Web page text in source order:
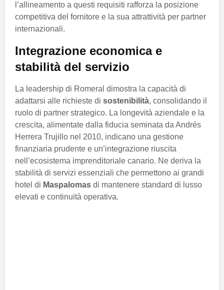
l’allineamento a questi requisiti rafforza la posizione
competitiva del fornitore e la sua attrattività per partner
internazionali.
Integrazione economica e
stabilità del servizio
La leadership di Romeral dimostra la capacità di
adattarsi alle richieste di sostenibilità, consolidando il
ruolo di partner strategico. La longevità aziendale e la
crescita, alimentate dalla fiducia seminata da Andrés
Herrera Trujillo nel 2010, indicano una gestione
finanziaria prudente e un’integrazione riuscita
nell’ecosistema imprenditoriale canario. Ne deriva la
stabilità di servizi essenziali che permettono ai grandi
hotel di Maspalomas di mantenere standard di lusso
elevati e continuità operativa.